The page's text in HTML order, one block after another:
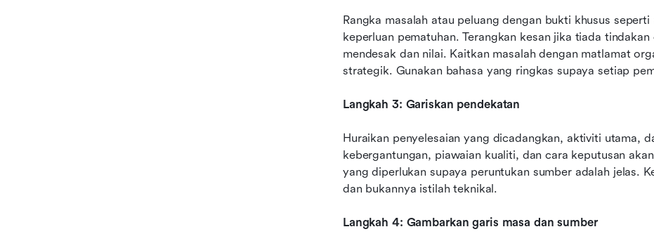
Rangka masalah atau peluang dengan bukti khusus
keperluan pematuhan. Terangkan kesan jika tiada
mendesak dan nilai. Kaitkan masalah dengan matlamat
strategik. Gunakan bahasa yang ringkas supaya setiap
Langkah 3: Gariskan pendekatan
Huraikan penyelesaian yang dicadangkan, aktiviti utama,
kebergantungan, piawaian kualiti, dan cara keputusan
yang diperlukan supaya peruntukan sumber adalah jelas.
dan bukannya istilah teknikal.
Langkah 4: Gambarkan garis masa dan sumber